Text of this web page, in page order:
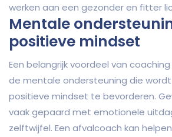
werken aan een gezonder en fitter
Mentale
positieve mindset
Een belangrijk voordeel van
de mentale ondersteuning die
positieve mindset te bevorderen.
vaak gepaard met emotionele
zelftwijfel. Een afvalcoach kan